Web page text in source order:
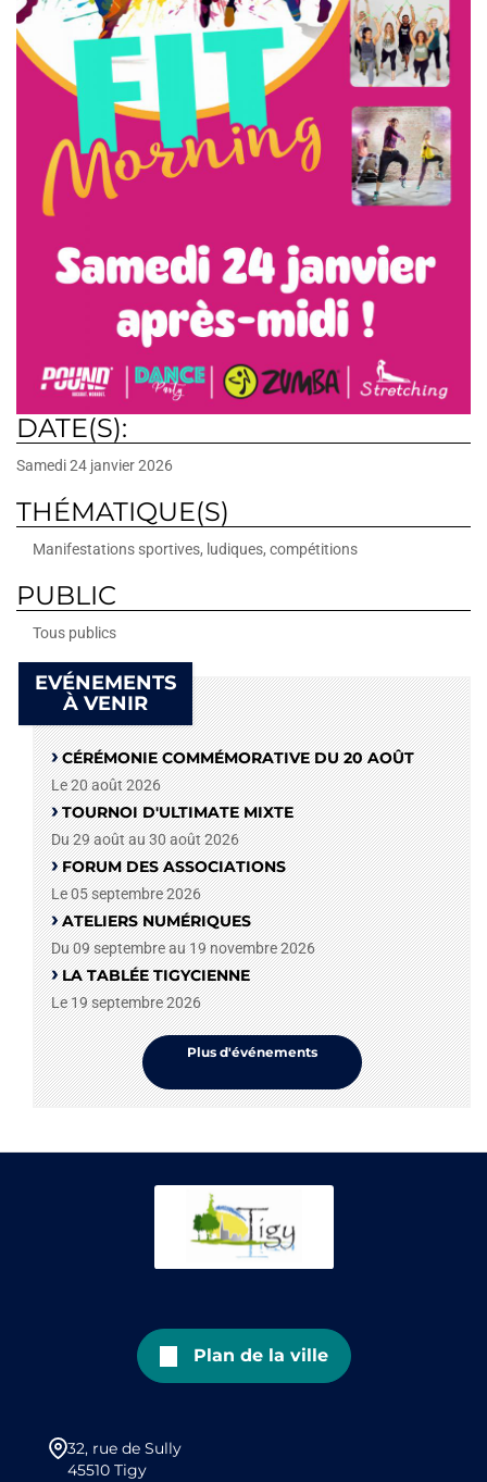
DATE(S):
Samedi 24 janvier 2026
THÉMATIQUE(S)
Manifestations sportives, ludiques, compétitions
PUBLIC
Tous publics
EVÉNEMENTS
À VENIR
CÉRÉMONIE COMMÉMORATIVE DU 20 AOÛT
Le 20 août 2026
TOURNOI D'ULTIMATE MIXTE
Du 29 août au 30 août 2026
FORUM DES ASSOCIATIONS
Le 05 septembre 2026
ATELIERS NUMÉRIQUES
Du 09 septembre au 19 novembre 2026
LA TABLÉE TIGYCIENNE
Le 19 septembre 2026
Plus d'événements
Plan de la ville
32, rue de Sully
45510 Tigy